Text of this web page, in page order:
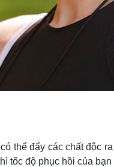
thể đẩy các chất độc
tốc độ phục hồi của bạn